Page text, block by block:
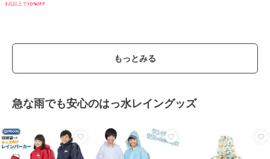
3点以上で10%OFF
もっとみる
急な雨でも安心のはっ水レイングッズ